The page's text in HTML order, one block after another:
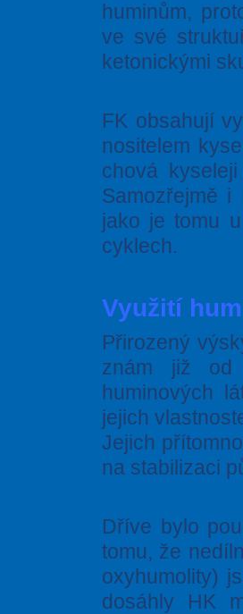
huminům,
ve své
ketonickými
FK obsahují
nositelem
chová
Samozřejmě
jako je tomu
cyklech.
Využití
Přirozený
znám již od
huminových
jejich
Jejich
na stabilizaci
Dříve bylo
tomu, že
oxyhumolity)
dosáhly HK